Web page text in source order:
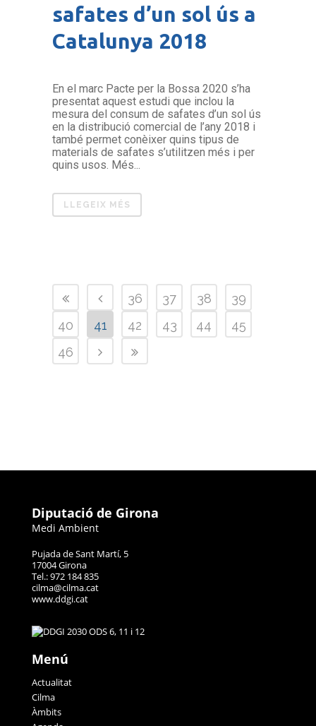
safates d’un sol ús a
Catalunya 2018
En el marc Pacte per la Bossa 2020 s’ha
presentat aquest estudi que inclou la
mesura del consum de safates d’un sol ús
en la distribució comercial de l’any 2018 i
també permet conèixer quins tipus de
materials de safates s’utilitzen més i per
quins usos. Més...
LLEGEIX MÉS
36 37 38
39
40
41 42 43 44
45
46
Diputació de Girona
Medi Ambient
Pujada de Sant Martí, 5
17004 Girona
Tel.: 972 184 835
cilma@cilma.cat
www.ddgi.cat
Menú
Actualitat
Cilma
Àmbits